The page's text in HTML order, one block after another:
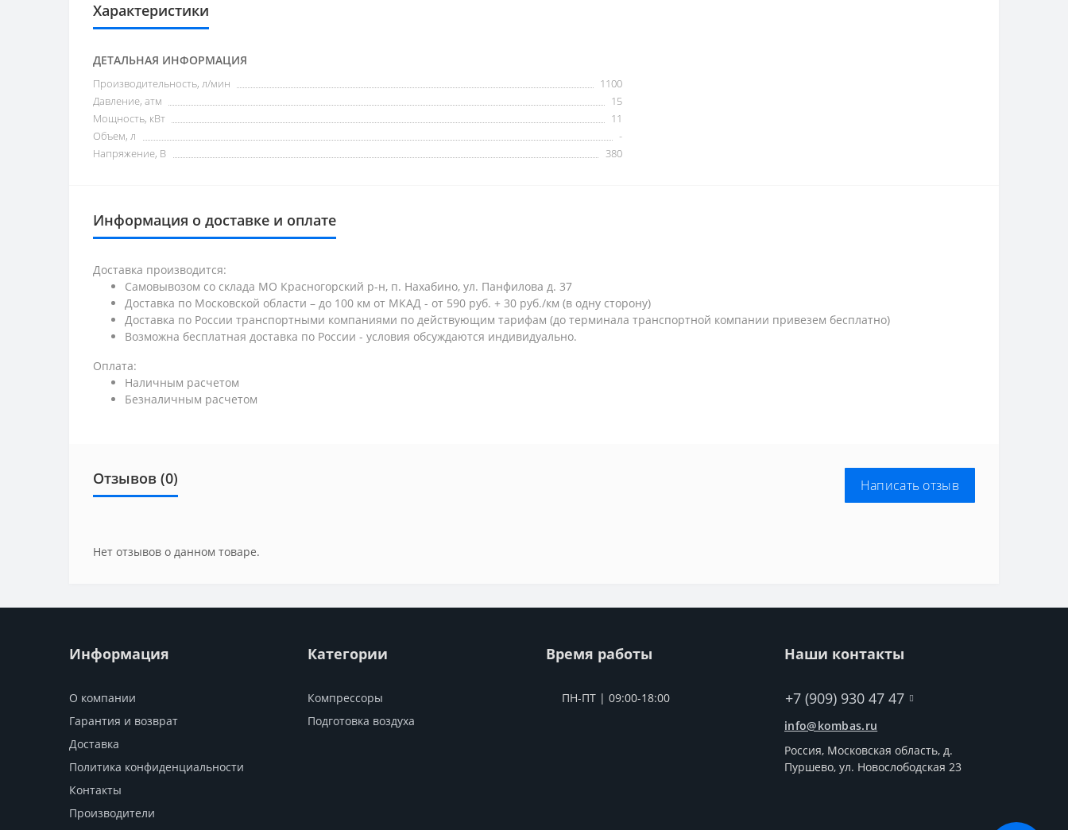
Характеристики
ДЕТАЛЬНАЯ ИНФОРМАЦИЯ
Производительность, л/мин
1100
Давление, атм
15
Мощность, кВт
11
Объем, л
-
Напряжение, В
380
Информация о доставке и оплате
Доставка производится:
Самовывозом со склада МО Красногорский р-н, п. Нахабино, ул. Панфилова д. 37
Доставка по Московской области – до 100 км от МКАД - от 590 руб. + 30 руб./км (в одну сторону)
Доставка по России транспортными компаниями по действующим тарифам (до терминала транспортной компании привезем бесплатно)
Возможна бесплатная доставка по России - условия обсуждаются индивидуально.
Оплата:
Наличным расчетом
Безналичным расчетом
Отзывов (0) Написать отзыв
Нет отзывов о данном товаре.
Информация
О компании
Гарантия и возврат
Доставка
Политика конфиденциальности
Контакты
Производители
Категории
Компрессоры
Подготовка воздуха
Время работы
ПН-ПТ | 09:00-18:00
Наши контакты
+7 (909) 930 47 47
info@kombas.ru
Россия, Московская область, д.
Пуршево, ул. Новослободская 23